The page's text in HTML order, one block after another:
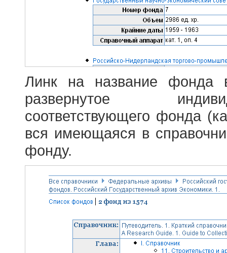
Линк на название фонда
развернутое
соответствующего фонда
вся имеющаяся в
фонду.